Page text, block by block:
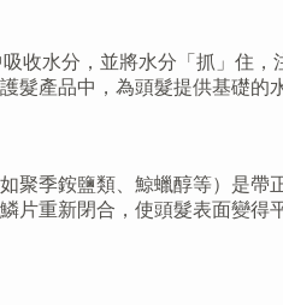
收水分，並將水分「抓」住，
髮產品中，為頭髮提供基礎的
聚季銨鹽類、鯨蠟醇等）是帶
片重新閉合，使頭髮表面變得